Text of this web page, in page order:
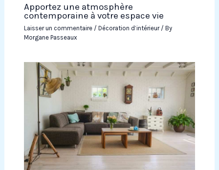
Apportez une atmosphère
contemporaine à votre espace vie
Laisser un commentaire / Décoration d’intérieur/ By
Morgane Passeaux